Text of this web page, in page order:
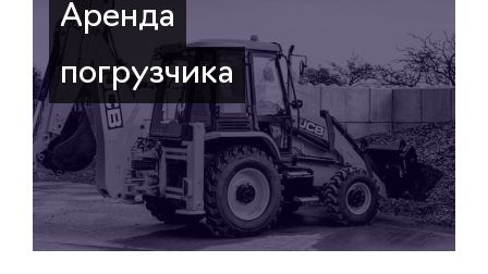
Аренда
погрузчика